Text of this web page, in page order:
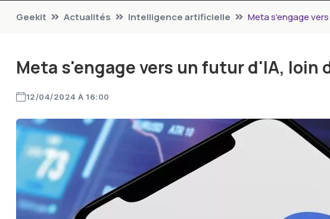
Geekit Actualités Intelligence artificielle Meta s'engage
Meta s'engage vers un futur d'IA, loin
12/04/2024 À 16:00